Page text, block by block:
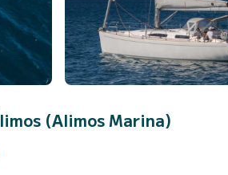
(Alimos Marina)